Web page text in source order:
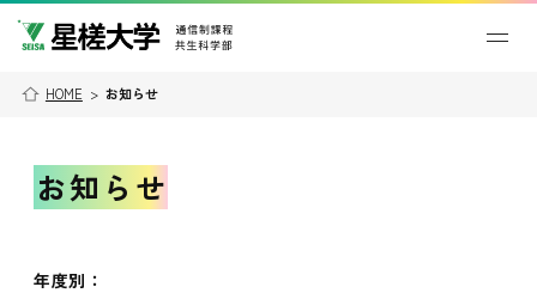
HOME > お知らせ
お知らせ
年度別 ：